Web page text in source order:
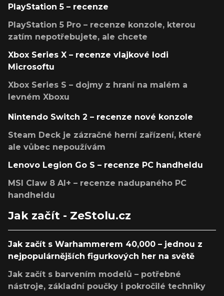
PlayStation 5 – recenze
PlayStation 5 Pro – recenze konzole, kterou
zatím nepotřebujete, ale chcete
Xbox Series X – recenze vlajkové lodi
Microsoftu
Xbox Series S – dojmy z hraní na malém a
levném Xboxu
Nintendo Switch 2 – recenze nové konzole
Steam Deck je zázračné herní zařízení, které
ale vůbec nepoužívám
Lenovo Legion Go S – recenze PC handheldu
MSI Claw 8 AI+ – recenze nadupaného PC
handheldu
Jak začít - ZeStolu.cz
Jak začít s Warhammerem 40,000 – jednou z
nejpopulárnějších figurkových her na světě
Jak začít s barvením modelů – potřebné
nástroje, základní poučky i pokročilé techniky